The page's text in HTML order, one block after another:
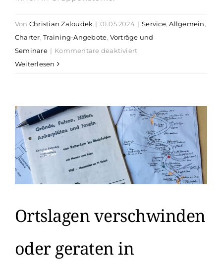
Von Christian Zaloudek | 01.05.2024 | Service,Allgemein,
Charter,Training-Angebote, Vorträge und
Seminare | Kommentare deaktiviertfür
Weiterlesen
Ortslagen verschwinden
oder geraten in